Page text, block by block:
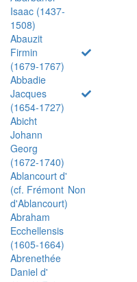
Isaac (1437-
1508)
Abauzit
Firmin
(1679-1767)
Abbadie
Jacques
(1654-1727)
Abicht
Johann
Georg
(1672-1740)
Ablancourt d'
(cf. Frémont
d'Ablancourt)
Non
Abraham
Ecchellensis
(1605-1664)
Abrenethée
Daniel d'